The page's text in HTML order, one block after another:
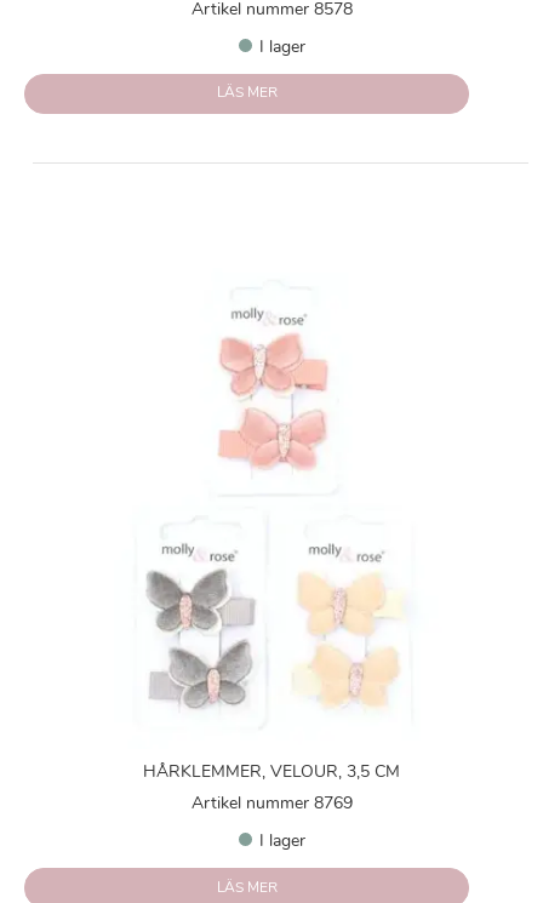
Artikel nummer 8578
I lager
LÄS MER
HÅRKLEMMER, VELOUR, 3,5 CM
Artikel nummer 8769
I lager
LÄS MER